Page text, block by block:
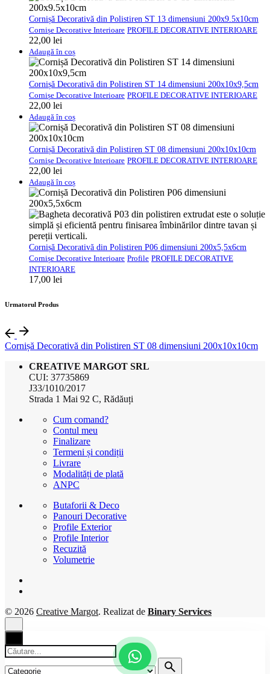
Cornișă Decorativă din Polistiren ST 13 dimensiuni 200x9.5x10cm
Cornișe Decorative Interioare PROFILE DECORATIVE INTERIOARE
22,00 lei
Adaugă în coș
Cornișă Decorativă din Polistiren ST 14 dimensiuni 200x10x9,5cm
Cornișe Decorative Interioare PROFILE DECORATIVE INTERIOARE
22,00 lei
Adaugă în coș
Cornișă Decorativă din Polistiren ST 08 dimensiuni 200x10x10cm
Cornișe Decorative Interioare PROFILE DECORATIVE INTERIOARE
22,00 lei
Adaugă în coș
Cornișă Decorativă din Polistiren P06 dimensiuni 200x5,5x6cm
Cornișe Decorative Interioare Profile PROFILE DECORATIVE
INTERIOARE
17,00 lei
Urmatorul Produs
Cornișă Decorativă din Polistiren ST 08 dimensiuni 200x10x10cm
CREATIVE MARGOT SRL
CUI: 37735869
J33/1010/2017
Strada 1 Mai 92 C, Rădăuți
Cum comand?
Contul meu
Finalizare
Termeni și condiții
Livrare
Modalități de plată
ANPC
Butaforii & Deco
Panouri Decorative
Profile Exterior
Profile Interior
Recuzită
Volumetrie
© 2026 Creative Margot. Realizat de Binary Services
Căutare
pentru